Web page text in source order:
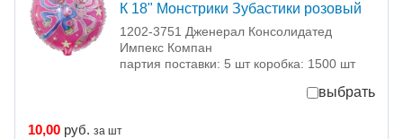
К 18" Монстрики Зубастики розовый
1202-3751 Дженерал Консолидатед
Импекс Компан
партия поставки: 5 шт коробка: 1500 шт
выбрать
10,00 руб. за шт